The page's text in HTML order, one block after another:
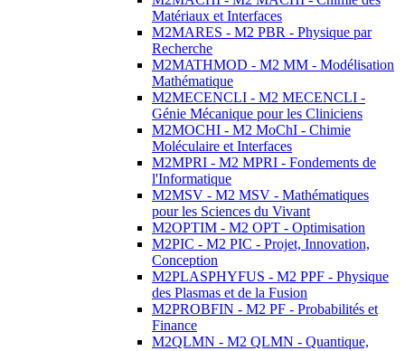
Matériaux et Interfaces
M2MARES - M2 PBR - Physique par
Recherche
M2MATHMOD - M2 MM - Modélisation
Mathématique
M2MECENCLI - M2 MECENCLI -
Génie Mécanique pour les Cliniciens
M2MOCHI - M2 MoChI - Chimie
Moléculaire et Interfaces
M2MPRI - M2 MPRI - Fondements de
l'Informatique
M2MSV - M2 MSV - Mathématiques
pour les Sciences du Vivant
M2OPTIM - M2 OPT - Optimisation
M2PIC - M2 PIC - Projet, Innovation,
Conception
M2PLASPHYFUS - M2 PPF - Physique
des Plasmas et de la Fusion
M2PROBFIN - M2 PF - Probabilités et
Finance
M2QLMN - M2 QLMN - Quantique,